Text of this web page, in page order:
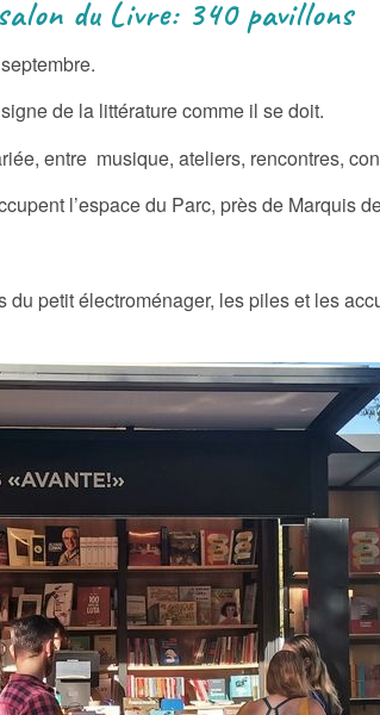
pavillons
de la littérature comme il se doit.
entre musique, ateliers, rencontres,
l’espace du Parc, près de Marquis
petit électroménager, les piles et les